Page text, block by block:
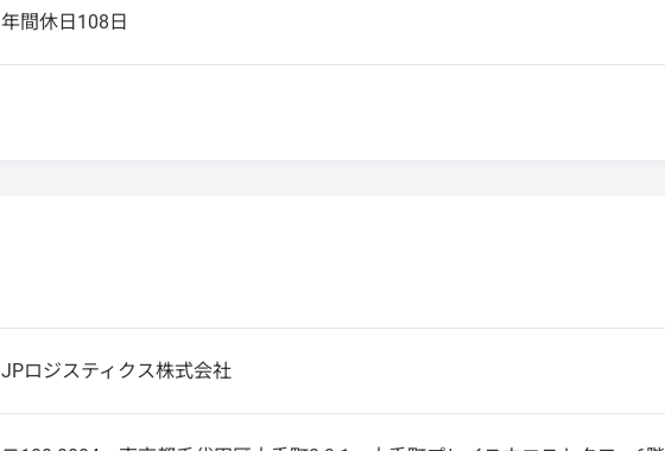
年間休日108日
JPロジスティクス株式会社